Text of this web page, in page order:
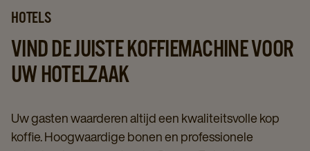
HOTELS
VIND DE JUISTE KOFFIEMACHINE VOOR
UW HOTELZAAK
Uw gasten waarderen altijd een kwaliteitsvolle kop
koffie. Hoogwaardige bonen en professionele